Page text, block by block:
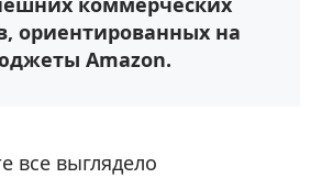
ориентированных на
Amazon.
все выглядело